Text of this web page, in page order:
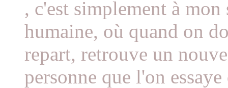
, c'est simplement à
humaine, où quand on
repart, retrouve un
personne que l'on